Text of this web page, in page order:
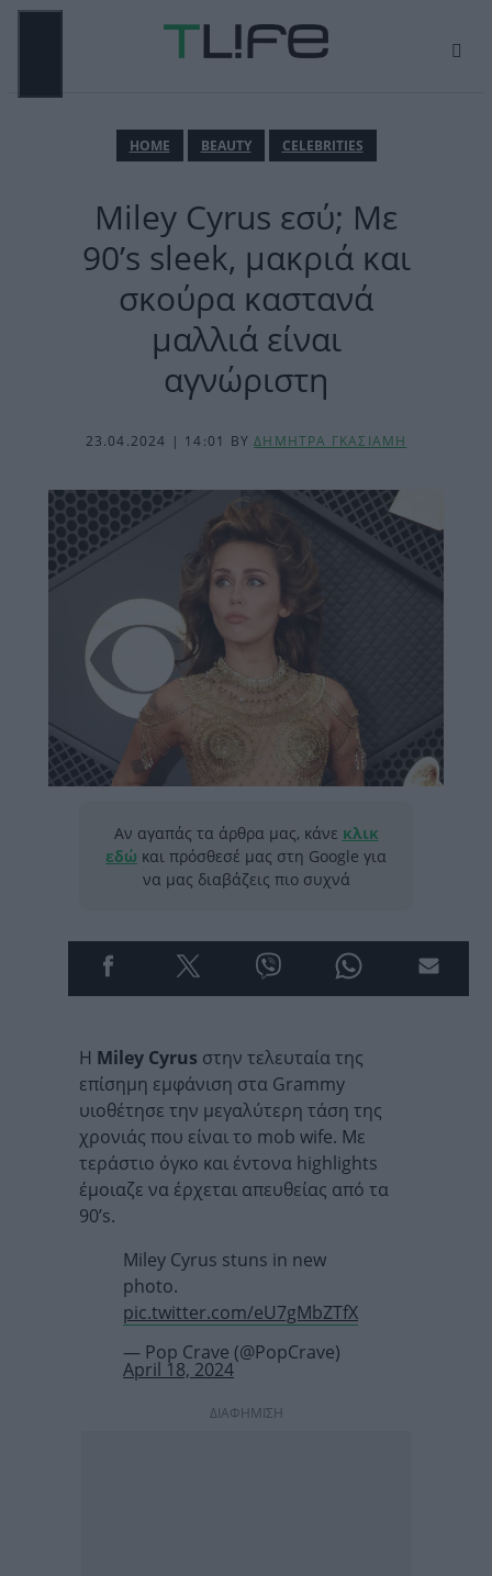
Μετάβαση
ΗΟΜΕ BEAUTY CELEBRITIES
Miley Cyrus εσύ; Με
90’s sleek, μακριά και
σκούρα καστανά
μαλλιά είναι
αγνώριστη
23.04.2024 | 14:01 BYΔΗΜΗΤΡΑ ΓΚΑΣΙΑΜΗ
Αν αγαπάς τα άρθρα μας, κάνε κλικ
εδώ και πρόσθεσέ μας στη Google για
να μας διαβάζεις πιο συχνά
Η Miley Cyrus στην τελευταία της
επίσημη εμφάνιση στα Grammy
υιοθέτησε την μεγαλύτερη τάση της
χρονιάς που είναι το mob wife. Με
τεράστιο όγκο και έντονα highlights
έμοιαζε να έρχεται απευθείας από τα
90’s.
Miley Cyrus stuns in new
photo.
pic.twitter.com/eU7gMbZTfX
— Pop Crave (@PopCrave)
April 18, 2024
ΔΙΑΦΗΜΙΣΗ